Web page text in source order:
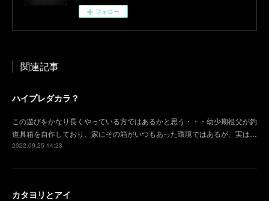
フォロー
関連記事
ハイプレダカラ？
この遊びをかなり長くやっている方ではあるかと思う・・・幼少期祖父が釣
道具箱を自作しており、家にその箱がいつもあった環境ではあるが、実は…
2022.09.25 14:23
カタヨリとアイ